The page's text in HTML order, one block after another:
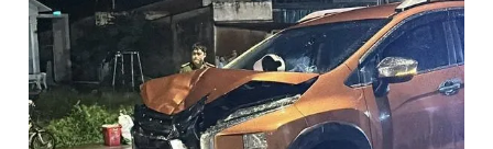
Theo dõi báo trên
Hotline
0906 645 777
Liên hệ quảng cáo
0908 780 404